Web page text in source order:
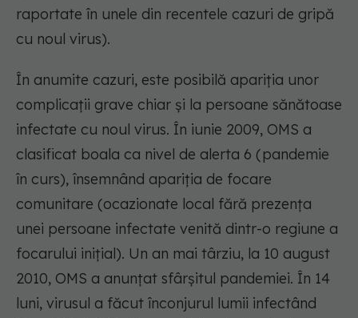
raportate în unele din recentele cazuri de gripă
cu noul virus).
În anumite cazuri, este posibilă apariția unor
complicații grave chiar și la persoane sănătoase
infectate cu noul virus. În iunie 2009, OMS a
clasificat boala ca nivel de alerta 6 (pandemie
în curs), însemnând apariția de focare
comunitare (ocazionate local fără prezența
unei persoane infectate venită dintr-o regiune a
focarului inițial). Un an mai târziu, la 10 august
2010, OMS a anunțat sfârșitul pandemiei. În 14
luni, virusul a făcut înconjurul lumii infectând